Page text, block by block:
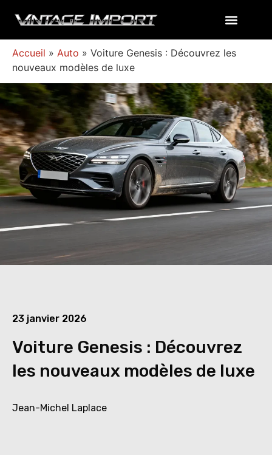
Accueil » Auto » Voiture Genesis : Découvrez les
nouveaux modèles de luxe
23 janvier 2026
Voiture Genesis : Découvrez
les nouveaux modèles de luxe
Jean-Michel Laplace